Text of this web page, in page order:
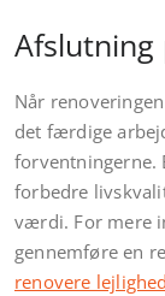
Når
det færdige
forventningerne.
forbedre
værdi. For mere
gennemføre en
renovere lejlighed